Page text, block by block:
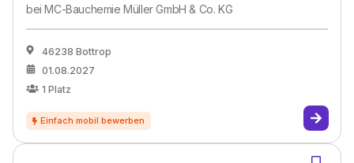
beiMC-Bauchemie Müller GmbH & Co. KG
46238 Bottrop
01.08.2027
1 Platz